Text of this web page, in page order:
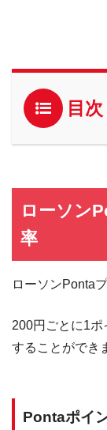
目次
ローソン
率
ローソンPonta
200円ごとに1ポ
することができ
Pontaポイ